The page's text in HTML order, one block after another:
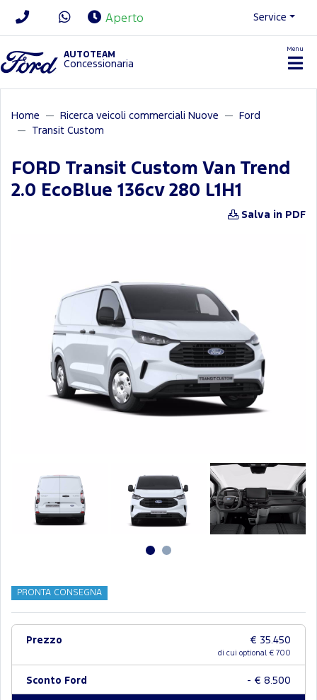
Aperto Service
AUTOTEAM
Concessionaria
Menu
Home Ricerca veicoli commerciali Nuove
Ford
Transit Custom
FORD Transit Custom Van Trend
2.0 EcoBlue 136cv 280 L1H1
Salva in PDF
PRONTA CONSEGNA
Prezzo € 35.450
di cui optional € 700
Sconto Ford - € 8.500